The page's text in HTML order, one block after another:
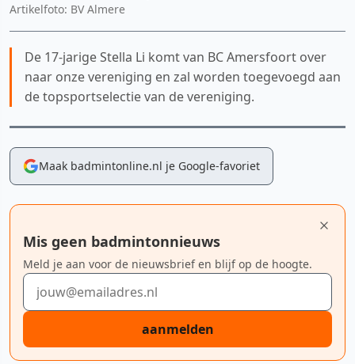
Artikelfoto: BV Almere
De 17-jarige Stella Li komt van BC Amersfoort over
naar onze vereniging en zal worden toegevoegd aan
de topsportselectie van de vereniging.
Maak badmintonline.nl je Google-favoriet
Mis geen badmintonnieuws
Meld je aan voor de nieuwsbrief en blijf op de hoogte.
E-mailadres
aanmelden